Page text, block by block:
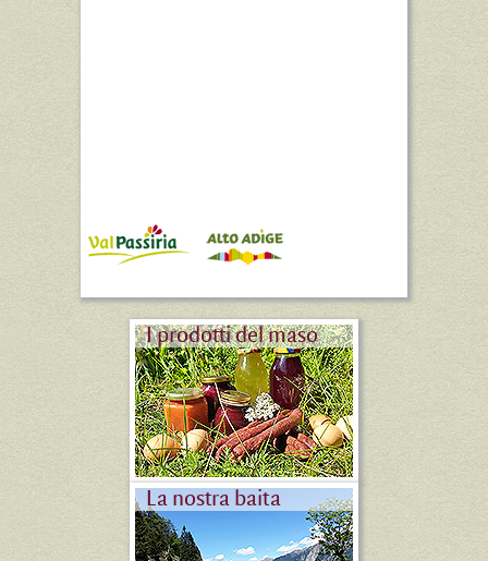
I prodotti del maso
La nostra baita